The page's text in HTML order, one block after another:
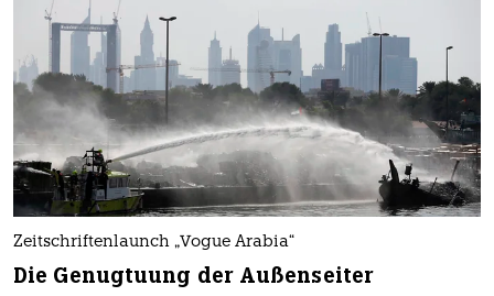
Zeitschriftenlaunch „Vogue Arabia“
Die Genugtuung der Außenseiter